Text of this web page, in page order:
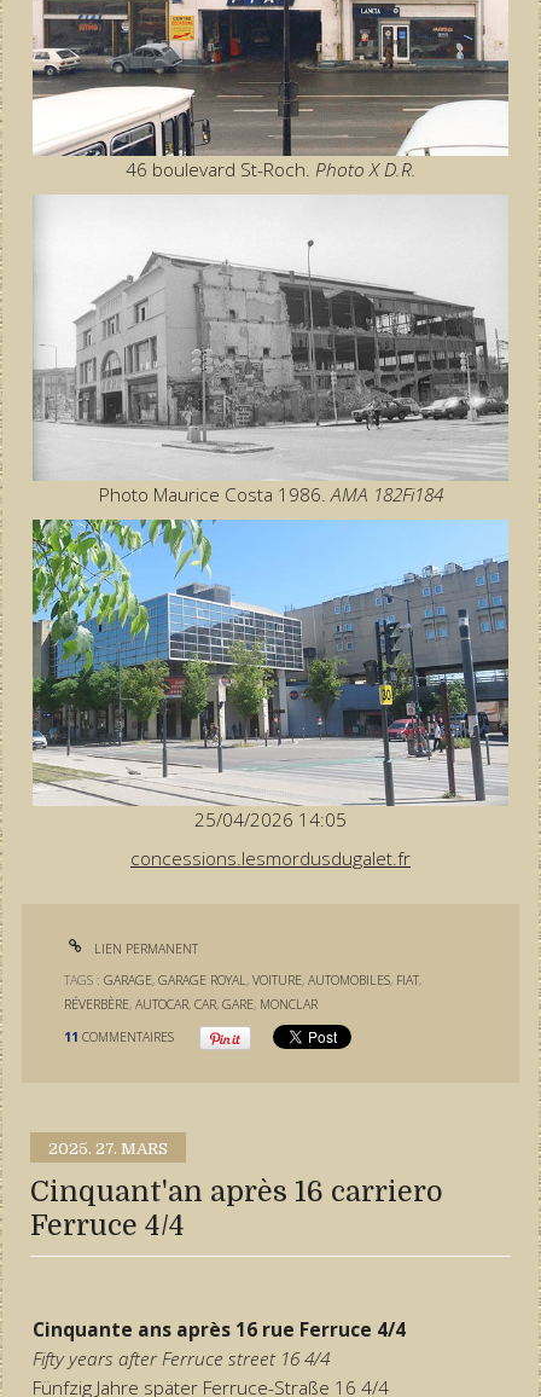
46 boulevard St-Roch. Photo X D.R.
Photo Maurice Costa 1986.AMA 182Fi184
25/04/2026 14:05
concessions.lesmordusdugalet.fr
LIEN PERMANENT
TAGS :GARAGE,GARAGE ROYAL,VOITURE,AUTOMOBILES, FIAT,
RÉVERBÈRE,AUTOCAR,CAR,GARE, MONCLAR
11 COMMENTAIRES
2025. 27. MARS
Cinquant'an après 16 carriero
Ferruce 4/4
Cinquante ans après 16 rue Ferruce 4/4
Fifty years after Ferruce street 16 4/4
Fünfzig Jahre später Ferruce-Straße 16 4/4